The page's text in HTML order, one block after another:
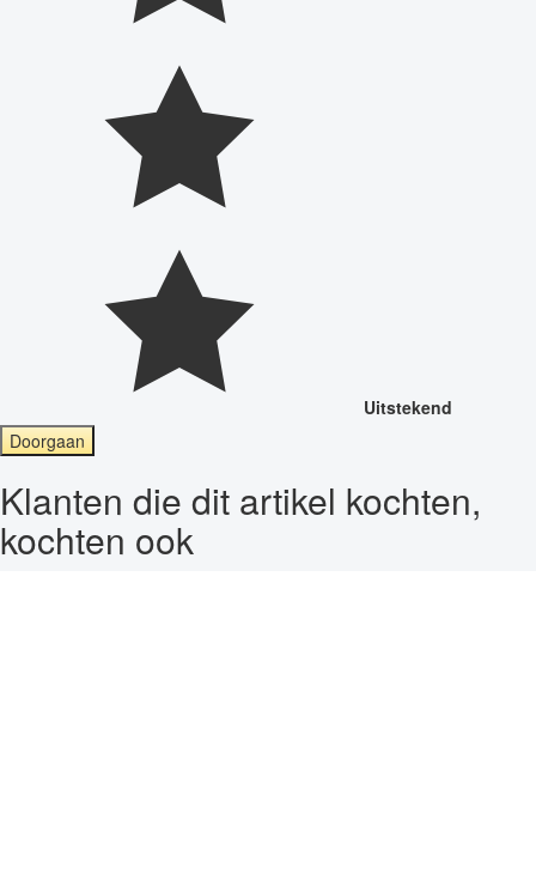
Uitstekend
Doorgaan
Klanten die dit artikel kochten,
kochten ook